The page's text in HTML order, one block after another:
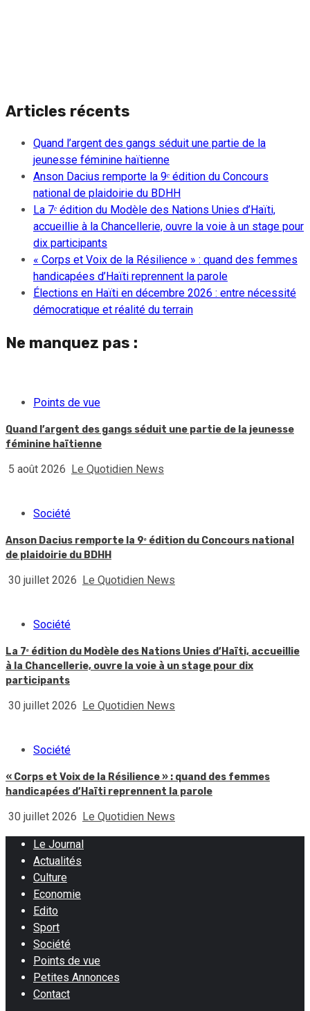
Articles récents
Quand l’argent des gangs séduit une partie de la
jeunesse féminine haïtienne
Anson Dacius remporte la 9ᵉ édition du Concours
national de plaidoirie du BDHH
La 7ᵉ édition du Modèle des Nations Unies d’Haïti,
accueillie à la Chancellerie, ouvre la voie à un stage pour
dix participants
« Corps et Voix de la Résilience » : quand des femmes
handicapées d’Haïti reprennent la parole
Élections en Haïti en décembre 2026 : entre nécessité
démocratique et réalité du terrain
Ne manquez pas :
Points de vue
Quand l’argent des gangs séduit une partie de la jeunesse
féminine haïtienne
5 août 2026 Le Quotidien News
Société
Anson Dacius remporte la 9ᵉ édition du Concours national
de plaidoirie du BDHH
30 juillet 2026 Le Quotidien News
Société
La 7ᵉ édition du Modèle des Nations Unies d’Haïti, accueillie
à la Chancellerie, ouvre la voie à un stage pour dix
participants
30 juillet 2026 Le Quotidien News
Société
« Corps et Voix de la Résilience » : quand des femmes
handicapées d’Haïti reprennent la parole
30 juillet 2026 Le Quotidien News
Le Journal
Actualités
Culture
Economie
Edito
Sport
Société
Points de vue
Petites Annonces
Contact